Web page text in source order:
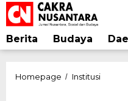
Lewati
ke
konten
Berita Budaya
Homepage / InstitusiOps